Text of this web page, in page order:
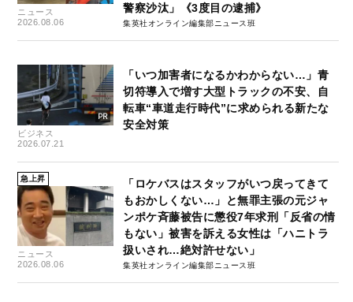
ニュース
2026.08.06
警察沙汰」《3度目の逮捕》
集英社オンライン編集部ニュース班
ビジネス
2026.07.21
「いつ加害者になるかわからない…」青
切符導入で増す大型トラックの不安、自
転車“車道走行時代”に求められる新たな
安全対策
急上昇
ニュース
2026.08.06
「ロケバスはスタッフがいつ戻ってきて
もおかしくない…」と無罪主張の元ジャ
ンポケ斉藤被告に懲役7年求刑「反省の情
もない」被害を訴える女性は「ハニトラ
扱いされ…絶対許せない」
集英社オンライン編集部ニュース班